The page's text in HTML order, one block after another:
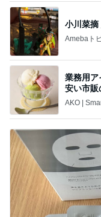
小川菜摘
Amebaト
業務用ア
安い市販
トレ
AKO |